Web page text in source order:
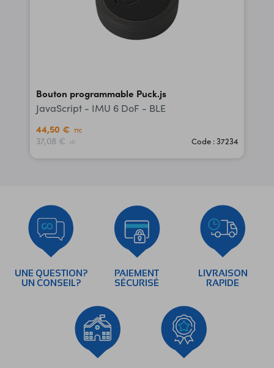
Bouton programmable Puck.js
JavaScript - IMU 6 DoF - BLE
44,50 €
TTC
37,08 € HT Code : 37234
UNE QUESTION?
UN CONSEIL?
PAIEMENT
SÉCURISÉ
LIVRAISON
RAPIDE